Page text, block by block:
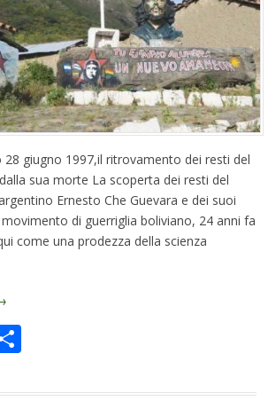
giugno 1997,il ritrovamento dei resti del
sua morte La scoperta dei resti del
Ernesto Che Guevara e dei suoi
di guerriglia boliviano, 24 anni fa
come una prodezza della scienza
Condividi